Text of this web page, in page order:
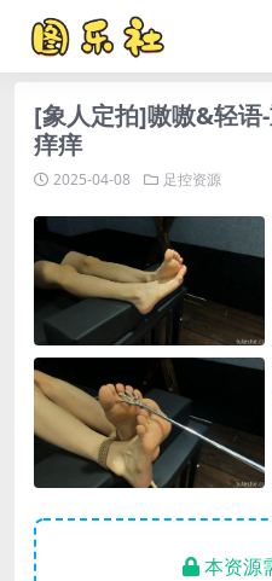
[象人定拍]嗷嗷&轻语
痒痒
2025-04-08 足控资源
本资源